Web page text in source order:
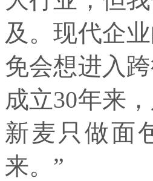
及。现代企
免会想进入
成立30年来
新麦只做面
来。”